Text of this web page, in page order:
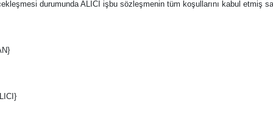
durumunda ALICI işbu sözleşmenin tüm koşullarını kabul etmiş